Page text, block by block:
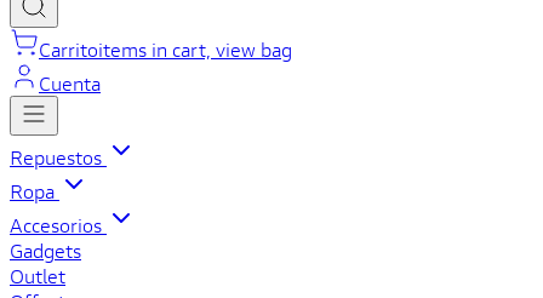
Carritoitems in cart, view bag
Cuenta
Repuestos
Ropa
Accesorios
Gadgets
Outlet